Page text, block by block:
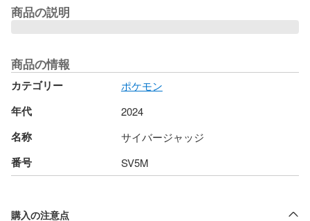
商品の説明
商品の情報
カテゴリー ポケモン
年代 2024
名称 サイバージャッジ
番号 SV5M
購入の注意点